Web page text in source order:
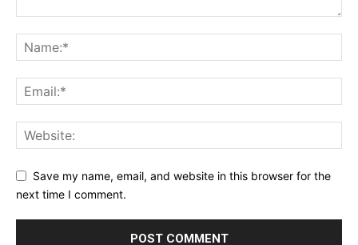
Save my name, email, and website in this browser for the
next time I comment.